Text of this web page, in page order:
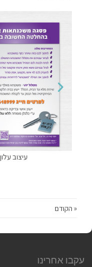
עיצוב
« הקודם
עקבו אחרינו